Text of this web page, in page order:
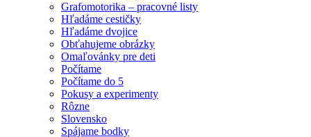
Grafomotorika – pracovné listy
Hľadáme cestičky
Hľadáme dvojice
Obťahujeme obrázky
Omaľovánky pre deti
Počítame
Počítame do 5
Pokusy a experimenty
Rôzne
Slovensko
Spájame bodky